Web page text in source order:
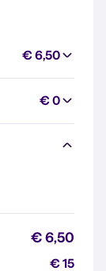
€ 6,50
€ 0
€ 6,50
€ 15